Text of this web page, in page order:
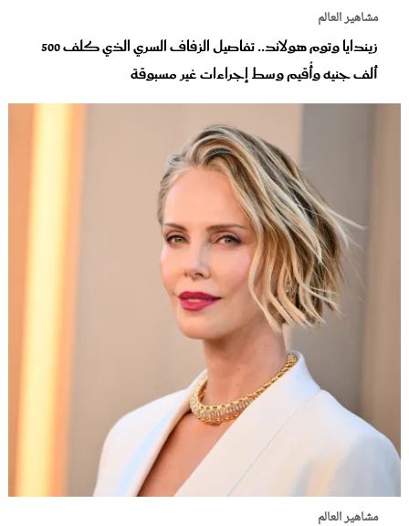
مشاهير العالم
زيندايا وتوم هولاند.. تفاصيل الزفاف السري الذي كلف 500
ألف جنيه وأُقيم وسط إجراءات غير مسبوقة
مشاهير العالم